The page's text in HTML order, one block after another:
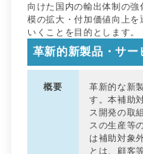
向けた国内の輸出体制の
模の拡大・付加価値向上
いくことを目的とします。
革新的新製品・サー
概要
革新的な新
す。本補助
ス開発の取
スの生産等
は補助対象
とは、顧客